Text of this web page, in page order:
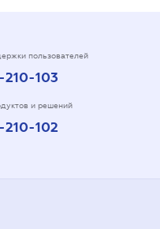
пользователей
103
и решений
102